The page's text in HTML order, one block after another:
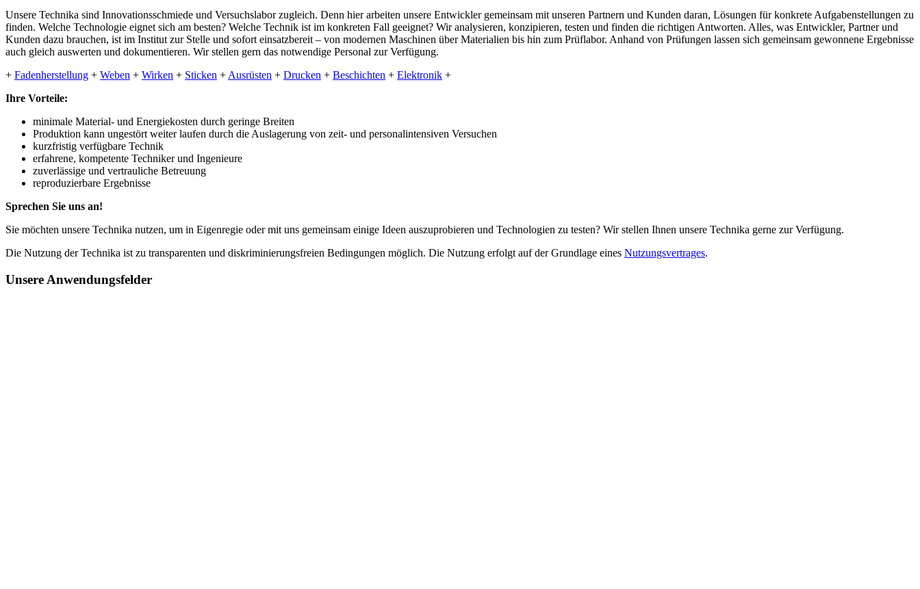
Unsere Technika sind Innovationsschmiede und Versuchslabor zugleich. Denn hier arbeiten unsere Entwickler gemeinsam mit unseren Partnern und Kunden daran, Lösungen für konkrete Aufgabenstellungen zu
finden. Welche Technologie eignet sich am besten? Welche Technik ist im konkreten Fall geeignet? Wir analysieren, konzipieren, testen und finden die richtigen Antworten. Alles, was Entwickler, Partner und
Kunden dazu brauchen, ist im Institut zur Stelle und sofort einsatzbereit – von modernen Maschinen über Materialien bis hin zum Prüflabor. Anhand von Prüfungen lassen sich gemeinsam gewonnene Ergebnisse
auch gleich auswerten und dokumentieren. Wir stellen gern das notwendige Personal zur Verfügung.
+ Fadenherstellung + Weben + Wirken + Sticken + Ausrüsten + Drucken + Beschichten + Elektronik +
Ihre Vorteile:
minimale Material- und Energiekosten durch geringe Breiten
Produktion kann ungestört weiter laufen durch die Auslagerung von zeit- und personalintensiven Versuchen
kurzfristig verfügbare Technik
erfahrene, kompetente Techniker und Ingenieure
zuverlässige und vertrauliche Betreuung
reproduzierbare Ergebnisse
Sprechen Sie uns an!
Sie möchten unsere Technika nutzen, um in Eigenregie oder mit uns gemeinsam einige Ideen auszuprobieren und Technologien zu testen? Wir stellen Ihnen unsere Technika gerne zur Verfügung.
Die Nutzung der Technika ist zu transparenten und diskriminierungsfreien Bedingungen möglich. Die Nutzung erfolgt auf der Grundlage eines Nutzungsvertrages.
Unsere Anwendungsfelder